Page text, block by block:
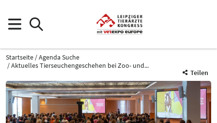
Startseite
Agenda Suche
Aktuelles Tierseuchengeschehen bei Zoo- und...
Teilen